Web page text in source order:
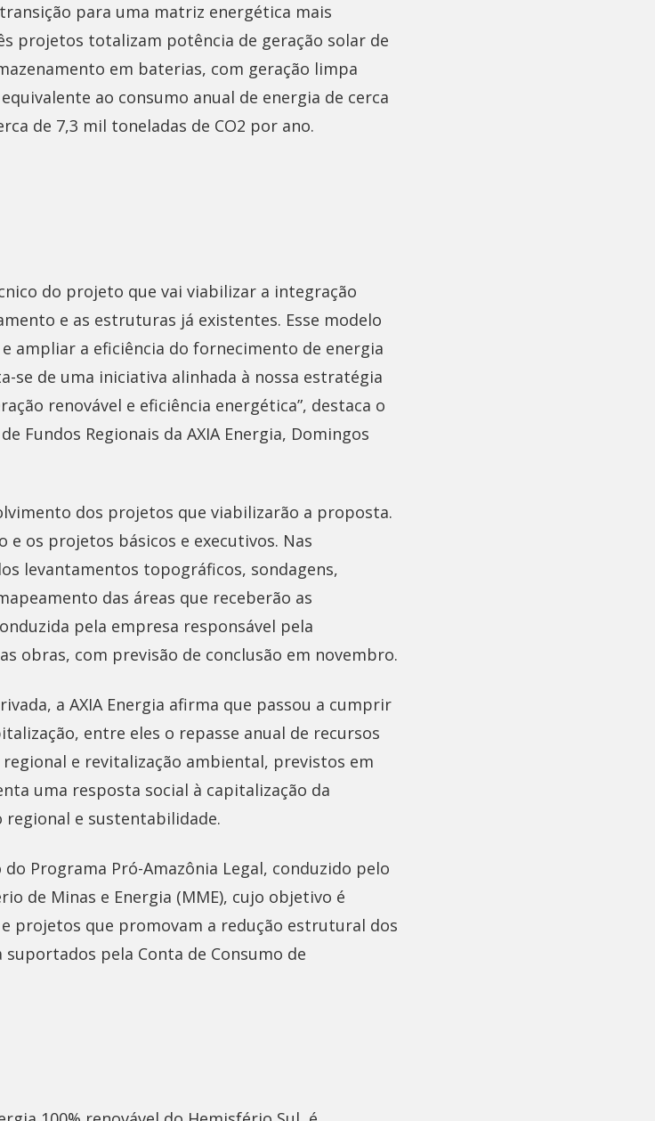
para uma matriz energética mais
projetos totalizam potência de geração solar de
em baterias, com geração limpa
ao consumo anual de energia de cerca
de 7,3 mil toneladas de CO2 por ano.
do projeto que vai viabilizar a integração
e as estruturas já existentes. Esse modelo
ampliar a eficiência do fornecimento de energia
se de uma iniciativa alinhada à nossa estratégia
renovável e eficiência energética”, destaca o
Fundos Regionais da AXIA Energia, Domingos
dos projetos que viabilizarão a proposta.
os projetos básicos e executivos. Nas
levantamentos topográficos, sondagens,
das áreas que receberão as
pela empresa responsável pela
obras, com previsão de conclusão em novembro.
a AXIA Energia afirma que passou a cumprir
entre eles o repasse anual de recursos
e revitalização ambiental, previstos em
uma resposta social à capitalização da
e sustentabilidade.
Programa Pró-Amazônia Legal, conduzido pelo
de Minas e Energia (MME), cujo objetivo é
projetos que promovam a redução estrutural dos
pela Conta de Consumo de